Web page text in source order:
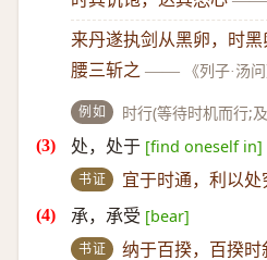
来丹遂执剑从黑卵，时
腰三斩之 —— 《列子·汤问
例如 时行(等待时机而行;
处，处于 [find oneself in]
书证 宜于时通，利以处
承，承受 [bear]
书证 纳于百揆，百揆时